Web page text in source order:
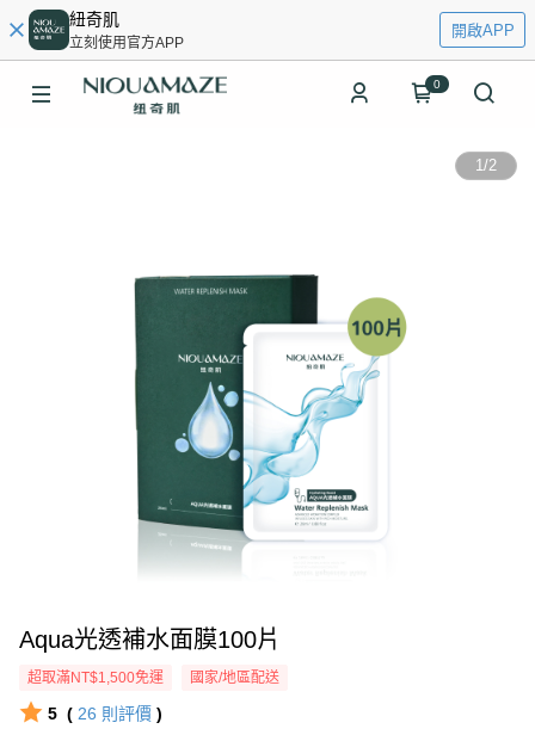
紐奇肌
立刻使用官方APP
開啟APP
0
1/2
Aqua光透補水面膜100片
超取滿NT$1,500免運 國家/地區配送
5 ( 26 則評價 )